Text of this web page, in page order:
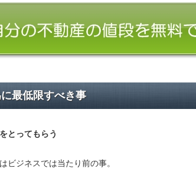
最低限すべき事
とってもらう
ビジネスでは当たり前の事。